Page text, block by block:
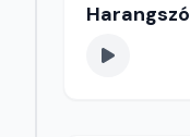
Harangszó